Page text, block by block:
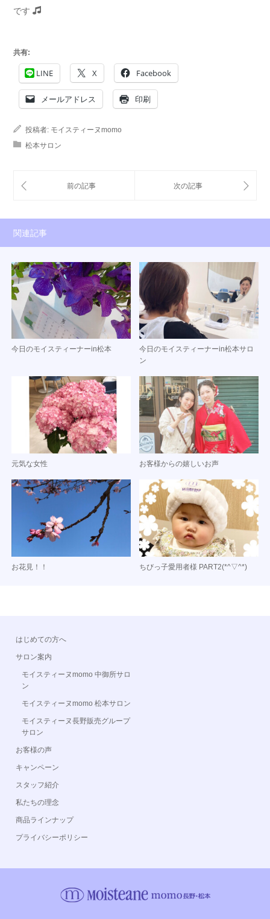
です
共有:
LINE X Facebook
メールアドレス 印刷
投稿者: モイスティーヌmomo
松本サロン
関連記事
今日のモイスティーナーin松本
今日のモイスティーナーin松本サロ
ン
元気な女性 お客様からの嬉しいお声
お花見！！ ちびっ子愛用者様 PART2(*^▽^*)
はじめての方へ
サロン案内
モイスティーヌmomo 中御所サロ
ン
モイスティーヌmomo 松本サロン
モイスティーヌ長野販売グループ
サロン
お客様の声
キャンペーン
スタッフ紹介
私たちの理念
商品ラインナップ
プライバシーポリシー